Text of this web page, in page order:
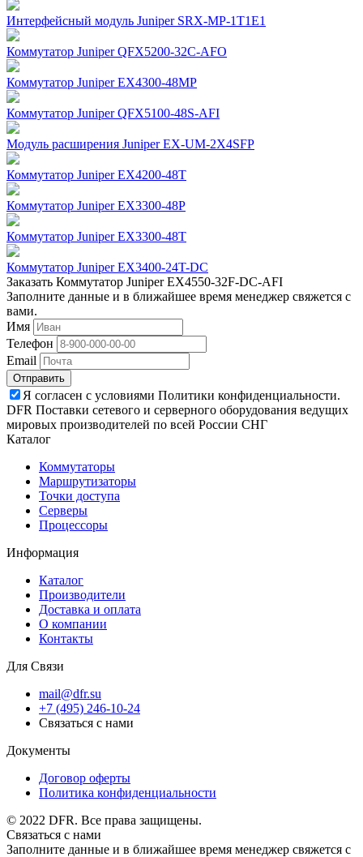
Интерфейсный модуль Juniper SRX-MP-1T1E1
Коммутатор Juniper QFX5200-32C-AFO
Коммутатор Juniper EX4300-48MP
Коммутатор Juniper QFX5100-48S-AFI
Модуль расширения Juniper EX-UM-2X4SFP
Коммутатор Juniper EX4200-48T
Коммутатор Juniper EX3300-48P
Коммутатор Juniper EX3300-48T
Коммутатор Juniper EX3400-24T-DC
Заказать Коммутатор Juniper EX4550-32F-DC-AFI
Заполните данные и в ближайшее время менеджер свяжется с
вами.
Имя
Телефон
Email
Отправить
Я согласен с условиями Политики конфиденциальности.
DFR Поставки сетевого и серверного оборудования ведущих
мировых производителей по всей России СНГ
Каталог
Коммутаторы
Маршрутизаторы
Точки доступа
Серверы
Процессоры
Информация
Каталог
Производители
Доставка и оплата
О компании
Контакты
Для Связи
mail@dfr.su
+7 (495) 246-10-24
Связаться с нами
Документы
Договор оферты
Политика конфиденциальности
© 2022 DFR. Все права защищены.
Связаться с нами
Заполните данные и в ближайшее время менеджер свяжется с